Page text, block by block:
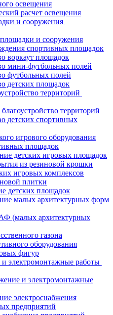
освещения
расчет освещения
и сооружения
и сооружения
спортивных площадок
воркаут площадок
мини-футбольных полей
футбольных полей
детских площадок
территорий
территорий
детских спортивных
игрового оборудования
площадок
детских игровых площадок
из резиновой крошки
игровых комплексов
плитки
детских площадок
малых архитектурных форм
(малых архитектурных
газона
оборудования
фигур
электромонтажные работы
и электромонтажные
электроснабжения
предприятий